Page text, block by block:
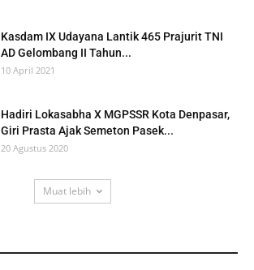
Kasdam IX Udayana Lantik 465 Prajurit TNI
AD Gelombang II Tahun...
10 April 2021
Hadiri Lokasabha X MGPSSR Kota Denpasar,
Giri Prasta Ajak Semeton Pasek...
20 Agustus 2020
Muat lebih